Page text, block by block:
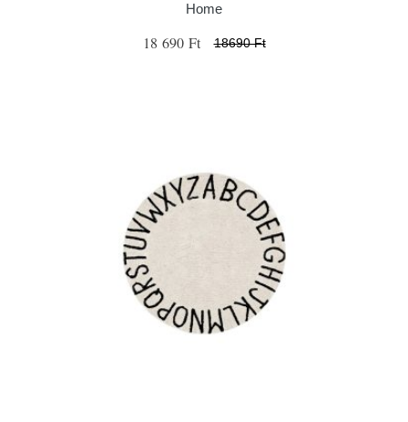
Home
18 690 Ft 18690 Ft